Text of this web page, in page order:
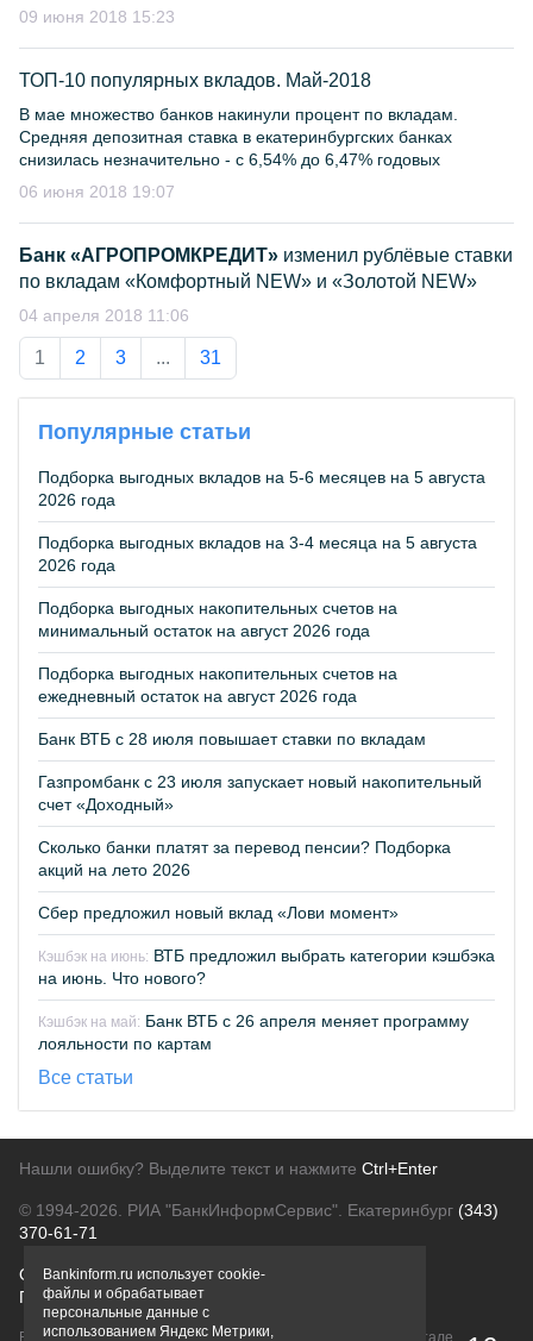
09 июня 2018 15:23
ТОП-10 популярных вкладов. Май-2018
В мае множество банков накинули процент по вкладам.
Средняя депозитная ставка в екатеринбургских банках
снизилась незначительно - с 6,54% до 6,47% годовых
06 июня 2018 19:07
Банк «АГРОПРОМКРЕДИТ» изменил рублёвые ставки
по вкладам «Комфортный NEW» и «Золотой NEW»
04 апреля 2018 11:06
1 2 3 ... 31
Популярные статьи
Подборка выгодных вкладов на 5-6 месяцев на 5 августа
2026 года
Подборка выгодных вкладов на 3-4 месяца на 5 августа
2026 года
Подборка выгодных накопительных счетов на
минимальный остаток на август 2026 года
Подборка выгодных накопительных счетов на
ежедневный остаток на август 2026 года
Банк ВТБ с 28 июля повышает ставки по вкладам
Газпромбанк с 23 июля запускает новый накопительный
счет «Доходный»
Сколько банки платят за перевод пенсии? Подборка
акций на лето 2026
Сбер предложил новый вклад «Лови момент»
Кэшбэк на июнь: ВТБ предложил выбрать категории кэшбэка
на июнь. Что нового?
Кэшбэк на май: Банк ВТБ с 26 апреля меняет программу
лояльности по картам
Все статьи
Нашли ошибку? Выделите текст и нажмите Ctrl+Enter
© 1994-2026. РИА "БанкИнформСервис". Екатеринбург (343)
370-61-71
О проектеПолитика конфиденциальности
Правовая информацияДля рекламодателей
Вся информация о продуктах банков, размещенная на портале
Bankinform.ru использует cookie-
файлы и обрабатывает
персональные данные с
использованием Яндекс Метрики,